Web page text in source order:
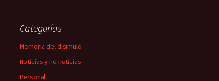
Categorías
Memoria del disimulo
Noticias y no noticias
Personal